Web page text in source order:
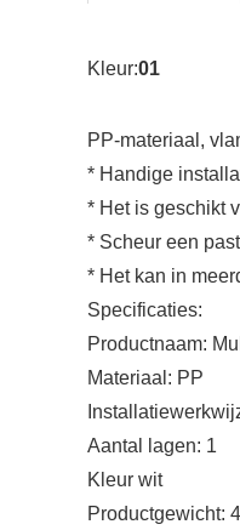
Kleur:01
PP-materiaal,
* Handige
* Het is geschikt
* Scheur een
* Het kan in
Specificaties:
Productnaam:
Materiaal: PP
Aantal lagen: 1
Kleur wit
Productgewicht: